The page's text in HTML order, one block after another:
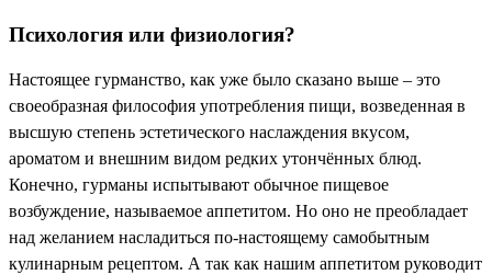
Психология или физиология?
Настоящее гурманство, как уже было сказано выше – это
своеобразная философия употребления пищи, возведенная в
высшую степень эстетического наслаждения вкусом,
ароматом и внешним видом редких утончённых блюд.
Конечно, гурманы испытывают обычное пищевое
возбуждение, называемое аппетитом. Но оно не преобладает
над желанием насладиться по-настоящему самобытным
кулинарным рецептом. А так как нашим аппетитом руководит